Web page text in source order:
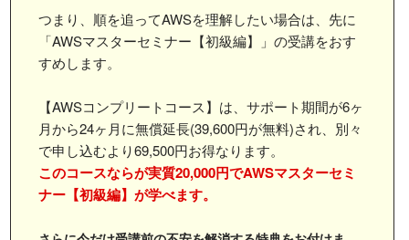
つまり、順を追ってAWSを理解したい場合は、先に
「AWSマスターセミナー【初級編】」の受講をおす
すめします。
【AWSコンプリートコース】は、サポート期間が6ヶ
月から24ヶ月に無償延長(39,600円が無料)され、別々
で申し込むより69,500円お得なります。
このコースならが実質20,000円でAWSマスターセミ
ナー【初級編】が学べます。